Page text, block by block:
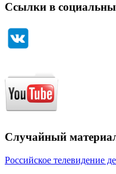
Ссылки в
Случайный
Российское телевидение